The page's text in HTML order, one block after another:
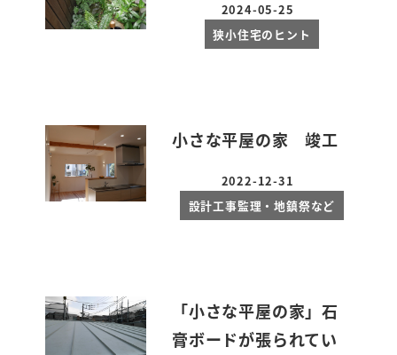
投稿日
2024-05-25
狭小住宅のヒント
小さな平屋の家 竣工
投稿日
2022-12-31
設計工事監理・地鎮祭など
「小さな平屋の家」石
膏ボードが張られてい